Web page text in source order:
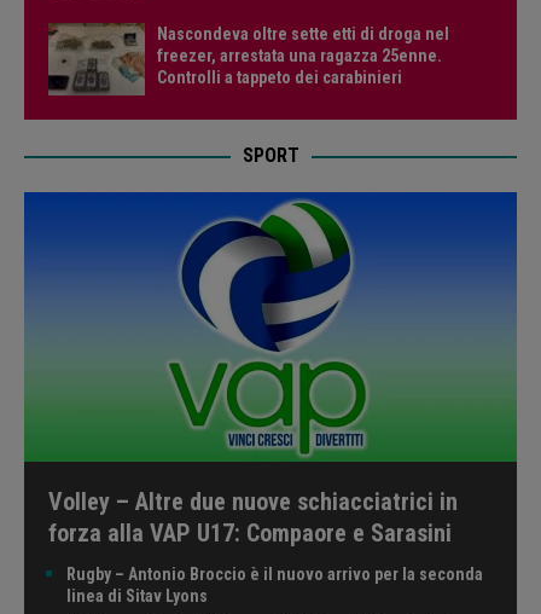
Nascondeva oltre sette etti di droga nel
freezer, arrestata una ragazza 25enne.
Controlli a tappeto dei carabinieri
SPORT
Volley – Altre due nuove schiacciatrici in
forza alla VAP U17: Compaore e Sarasini
Rugby – Antonio Broccio è il nuovo arrivo per la seconda
linea di Sitav Lyons